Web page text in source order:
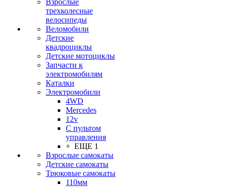
Взрослые
трехколесные
велосипеды
Веломобили
Детские
квадроциклы
Детские мотоциклы
Запчасти к
электромобилям
Каталки
Электромобили
4WD
Mercedes
12v
С пультом
управления
+ ЕЩЕ 1
Взрослые самокаты
Детские самокаты
Трюковые самокаты
110мм